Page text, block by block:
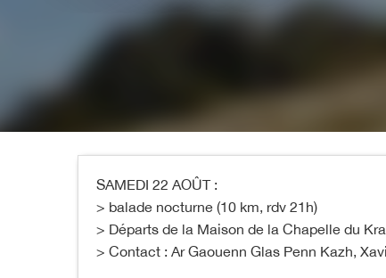
SAMEDI 22 AOÛT :
> balade nocturne (10 km, rdv 21h)
> Départs de la Maison de la Chapelle du
> Contact : Ar Gaouenn Glas Penn Kazh,